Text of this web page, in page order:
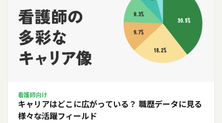
看護師向け
キャリアはどこに広がっている？ 職歴データに見る
様々な活躍フィールド